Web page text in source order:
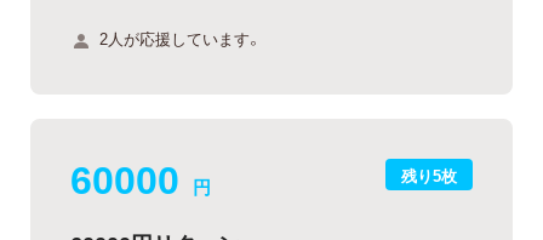
2人が応援しています。
残り5枚
60000 円